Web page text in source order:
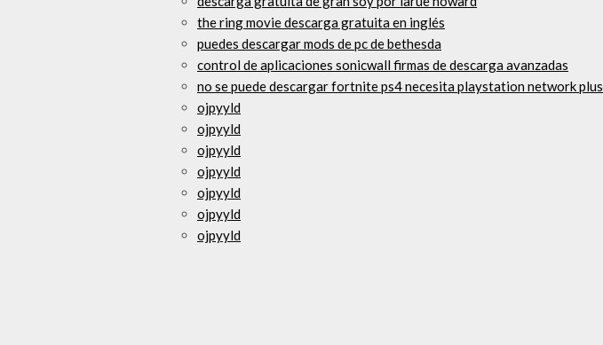
the ring movie descarga gratuita en inglés
puedes descargar mods de pc de bethesda
control de aplicaciones sonicwall firmas de descarga avanzadas
no se puede descargar fortnite ps4 necesita playstation network plus
ojpyyld
ojpyyld
ojpyyld
ojpyyld
ojpyyld
ojpyyld
ojpyyld